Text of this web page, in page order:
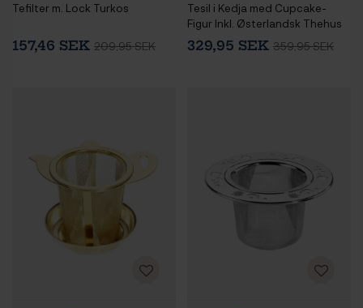
Tefilter m. Lock Turkos
157,46 SEK 209,95 SEK
Tesil i Kedja med Cupcake-
Figur Inkl. Østerlandsk Thehus
Solskins Te 125g
329,95 SEK 359,95 SEK